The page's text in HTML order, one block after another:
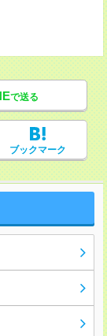
で送る
ブックマーク